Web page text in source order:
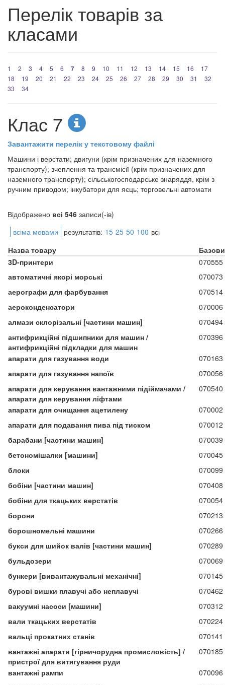
Перелік товарів за
класами
1 2 3 4 5 6 7 8 9 10 11 12 13 14 15 16
17
18
19 20 21 22 23 24 25 26 27 28 29 30 31
32
33
34
Клас 7
Завантажити перелік у текстовому файлі
Машини і верстати; двигуни (крім призначених для наземного
транспорту); зчеплення та трансмісії (крім призначених для
наземного транспорту); сільськогосподарське знаряддя, крім з
ручним приводом; інкубатори для яєць; торговельні автомати
Відображено всі 546 записи(-ів)
всіма мовами
результатів: 15 25 50 100 всі
Назва товару
3D-принтери
070555
автоматичні якорі морські
070073
аерографи для фарбування
070514
аероконденсатори
070006
алмази склорізальні [частини машин]
070494
антифрикційні підшипники для машин /
антифрикційні підкладки для машин
070396
апарати для газування води
070163
апарати для газування напоїв
070056
апарати для керування вантажними підіймачами /
апарати для керування ліфтами
070540
апарати для очищання ацетилену
070002
апарати для подавання пива під тиском
070012
барабани [частини машин]
070039
бетономішалки [машини]
070045
блоки
070099
бобіни [частини машин]
070408
бобіни для ткацьких верстатів
070054
борони
070213
борошномельні машини
070266
букси для шийок валів [частини машин]
070289
бульдозери
070069
бункери [вивантажувальні механічні]
070145
бурові вишки плавучі або неплавучі
070462
вакуумні насоси [машини]
070312
вали ткацьких верстатів
070224
вальці прокатних станів
070141
вантажні апарати [гірничорудна промисловість] /
пристрої для витягування руди
070185
вантажні рампи
070096